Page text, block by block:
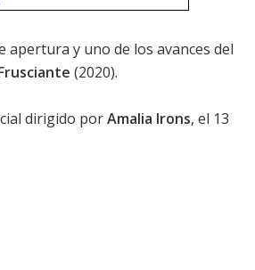
apertura y uno de los avances del
(2020).
dirigido porAmalia Irons, el 13